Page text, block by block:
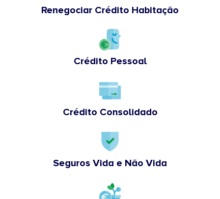
Renegociar Crédito Habitação
Crédito Pessoal
Crédito Consolidado
Seguros Vida e Não Vida